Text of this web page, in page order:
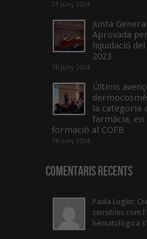
21 juny 2024
Junta
Aprovada
liquidació
2023
18 juny 2024
Últims
la categoria
farmàcia, en
formació al COFB
18 juny 2024
Comentaris Recents
Paula Luglin:
sensibles com
hematològica